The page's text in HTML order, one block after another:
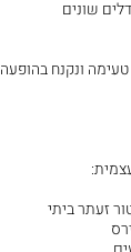
שונים
ונקנח בהופעה
זעתר ביתי